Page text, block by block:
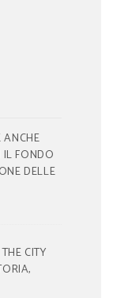
ANCHE
FONDO
DELLE
CITY